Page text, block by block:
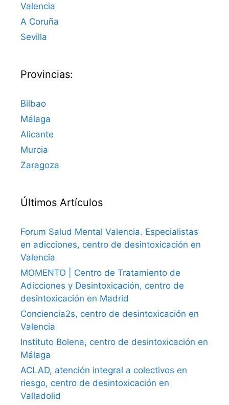
Valencia
A Coruña
Sevilla
Provincias:
Bilbao
Málaga
Alicante
Murcia
Zaragoza
Últimos Artículos
Forum Salud Mental Valencia. Especialistas
en adicciones, centro de desintoxicación en
Valencia
MOMENTO | Centro de Tratamiento de
Adicciones y Desintoxicación, centro de
desintoxicación en Madrid
Conciencia2s, centro de desintoxicación en
Valencia
Instituto Bolena, centro de desintoxicación en
Málaga
ACLAD, atención integral a colectivos en
riesgo, centro de desintoxicación en
Valladolid